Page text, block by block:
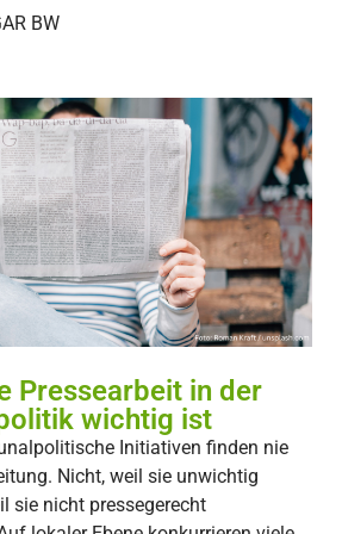
BW
Pressearbeit in der
wichtig ist
Initiativen finden nie
Nicht, weil sie unwichtig
sie nicht pressegerecht